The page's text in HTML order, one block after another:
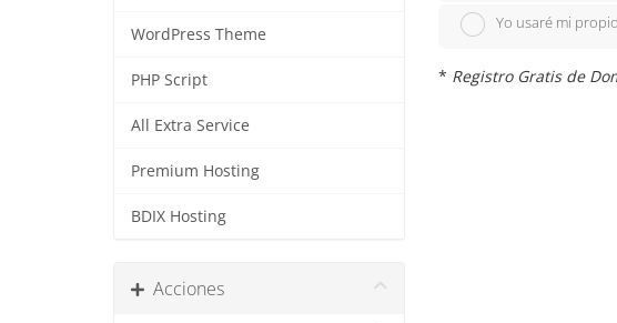
WordPress Theme
PHP Script
All Extra Service
Premium Hosting
BDIX Hosting
Acciones
Yo usaré mi
* Registro Gratis de